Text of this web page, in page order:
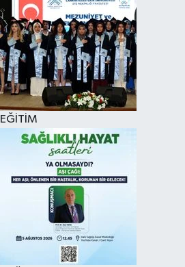
EĞİTİM
SİYASET
SPOR
TEKNOLOJİ
VİZYONDAKİLER
YAŞAM